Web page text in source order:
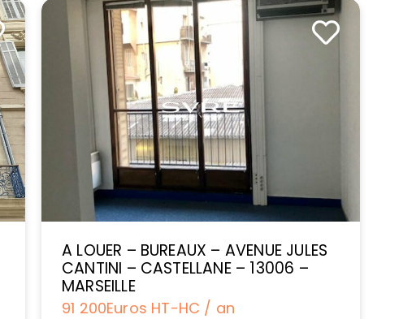
A LOUER – BUREAUX – AVENUE JULES
CANTINI – CASTELLANE – 13006 –
MARSEILLE
91 200Euros HT-HC / an